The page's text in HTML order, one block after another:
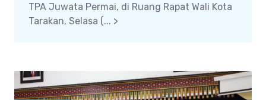
TPA Juwata Permai, di Ruang Rapat Wali Kota
Tarakan, Selasa (... >